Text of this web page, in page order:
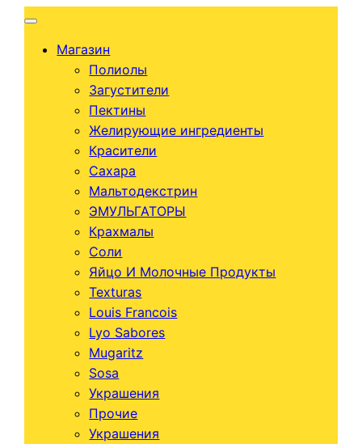
Перейти
содержимому
Магазин
Полиолы
Загустители
Пектины
Желирующие ингредиенты
Красители
Сахара
Мальтодекстрин
ЭМУЛЬГАТОРЫ
Крахмалы
Соли
Яйцо И Молочные Продукты
Texturas
Louis Francois
Lyo Sabores
Mugaritz
Sosa
Украшения
Прочие
Украшения